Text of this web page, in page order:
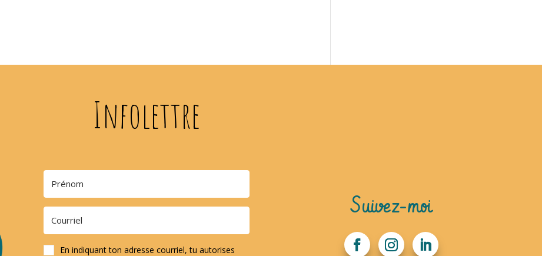
Infolettre
En indiquant ton adresse courriel, tu autorises
Suivez-moi